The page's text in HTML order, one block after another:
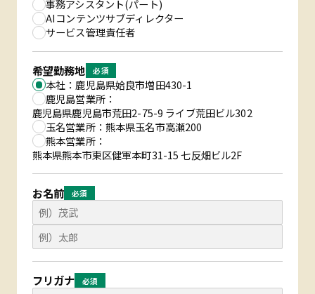
事務アシスタント(パート)
AIコンテンツサブディレクター
サービス管理責任者
希望勤務地 必須
本社： 鹿児島県姶良市増田430-1
鹿児島営業所：
鹿児島県鹿児島市荒田2-75-9 ライブ荒田ビル302
玉名営業所： 熊本県玉名市高瀬200
熊本営業所：
熊本県熊本市東区健軍本町31-15 七反畑ビル2F
お名前 必須
フリガナ 必須